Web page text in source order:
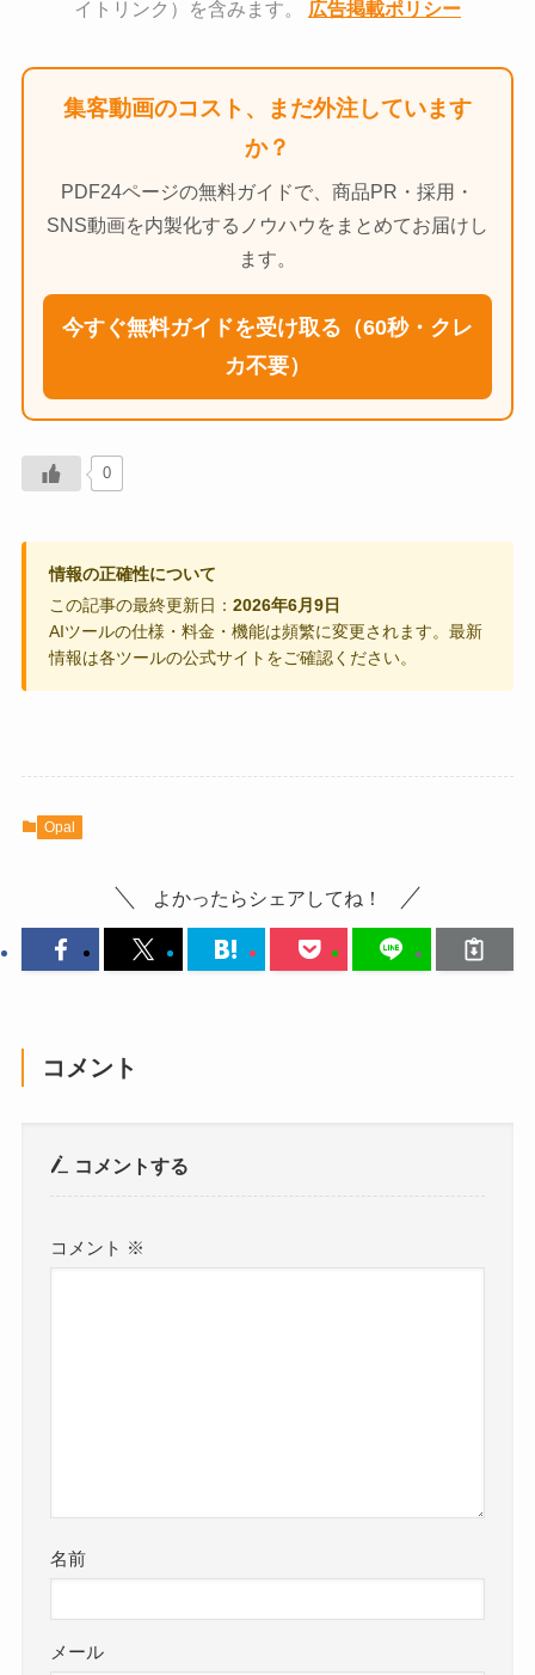
イトリンク）を含みます。 広告掲載ポリシー
集客動画のコスト、まだ外注しています
か？
PDF24ページの無料ガイドで、商品PR・採用・
SNS動画を内製化するノウハウをまとめてお届けし
ます。
今すぐ無料ガイドを受け取る（60秒・クレ
カ不要）
0
情報の正確性について
この記事の最終更新日：2026年6月9日
AIツールの仕様・料金・機能は頻繁に変更されます。最新
情報は各ツールの公式サイトをご確認ください。
Opal
よかったらシェアしてね！
コメント
コメントする
コメント ※
名前
メール